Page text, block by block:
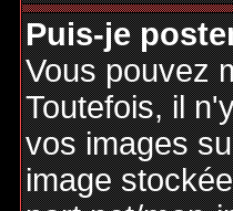
Puis-je
Vous pouvez
Toutefois, il
vos images
image